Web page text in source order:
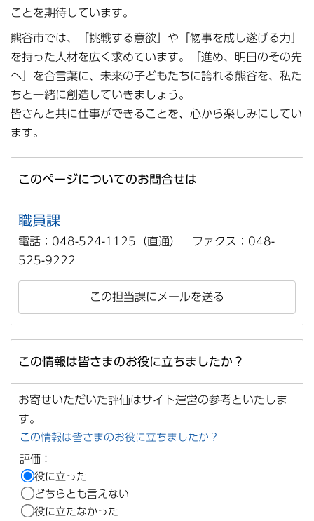
ことを期待しています。
熊谷市では、「挑戦する意欲」や「物事を成し遂げる力」
を持った人材を広く求めています。「進め、明日のその先
へ」を合言葉に、未来の子どもたちに誇れる熊谷を、私た
ちと一緒に創造していきましょう。
皆さんと共に仕事ができることを、心から楽しみにしてい
ます。
このページについてのお問合せは
職員課
電話：048-524-1125（直通） ファクス：048-
525-9222
この担当課にメールを送る
この情報は皆さまのお役に立ちましたか？
お寄せいただいた評価はサイト運営の参考といたしま
す。
この情報は皆さまのお役に立ちましたか？
評価：
役に立った
どちらとも言えない
役に立たなかった